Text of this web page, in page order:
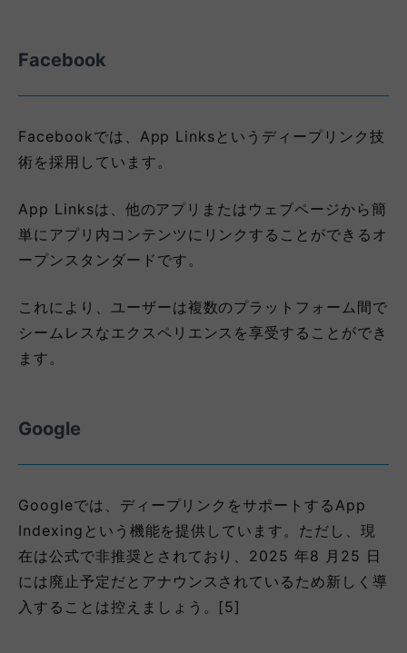
Facebook
Facebookでは、App Linksというディープリンク技
術を採用しています。
App Linksは、他のアプリまたはウェブページから簡
単にアプリ内コンテンツにリンクすることができるオ
ープンスタンダードです。
これにより、ユーザーは複数のプラットフォーム間で
シームレスなエクスペリエンスを享受することができ
ます。
Google
Googleでは、ディープリンクをサポートするApp
Indexingという機能を提供しています。ただし、現
在は公式で非推奨とされており、2025 年8 月25 日
には廃止予定だとアナウンスされているため新しく導
入することは控えましょう。[5]